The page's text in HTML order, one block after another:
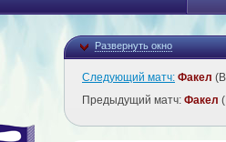
Развернуть окно
Следующий матч: Факел
Предыдущий матч: Факел